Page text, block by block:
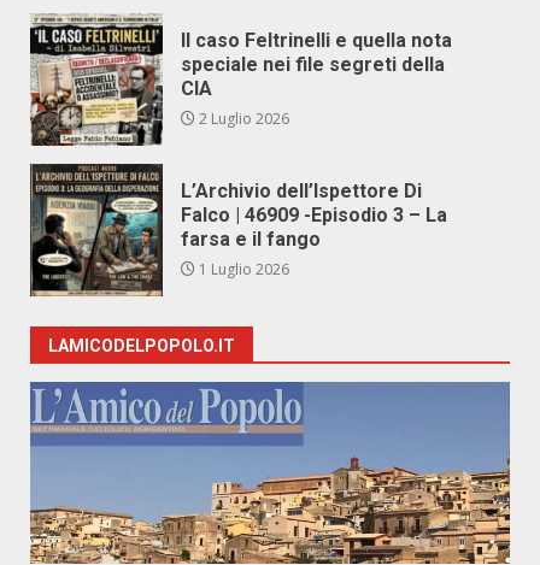
Il caso Feltrinelli e quella nota
speciale nei file segreti della
CIA
2 Luglio 2026
L’Archivio dell’Ispettore Di
Falco | 46909 -Episodio 3 – La
farsa e il fango
1 Luglio 2026
LAMICODELPOPOLO.IT